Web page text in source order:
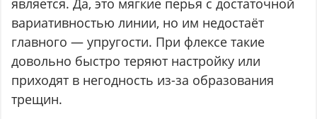
является. Да, это мягкие перья с достаточной
вариативностью линии, но им недостаёт
главного — упругости. При флексе такие
довольно быстро теряют настройку или
приходят в негодность из-за образования
трещин.